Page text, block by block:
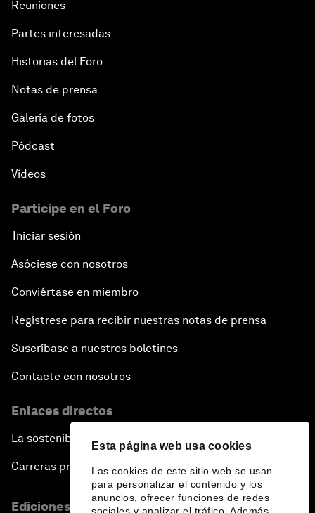
Esta página web usa cookies
Las cookies de este sitio web se usan
para personalizar el contenido y los
anuncios, ofrecer funciones de redes
Reuniones
Partes interesadas
Historias del Foro
Notas de prensa
Galería de fotos
Pódcast
Vídeos
Participe en el Foro
Iniciar sesión
Asóciese con nosotros
Conviértase en miembro
Regístrese para recibir nuestras notas de prensa
Suscríbase a nuestros boletines
Contacte con nosotros
Enlaces directos
La sostenibilidad en el Foro
Carreras profesionales
Ediciones en otros idiomas